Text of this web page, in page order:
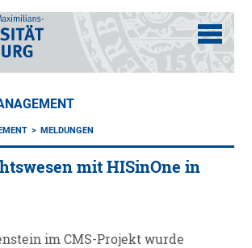
MELDUNGEN
mit HISinOne in
im CMS-Projekt wurde